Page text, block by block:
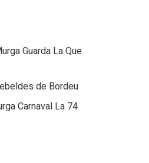
Guarda La Que
de Bordeu
Carnaval La 74